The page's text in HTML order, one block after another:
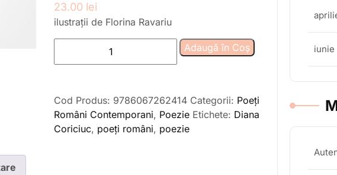
23.00 lei
ilustrații de Florina Ravariu
zâmbesc...,
de
Diana
Adaugă în Coș
Cod Produs: 9786067262414 Categorii: Poeți
Români Contemporani, Poezie Etichete: Diana
Coriciuc, poeți români, poezie
iunie